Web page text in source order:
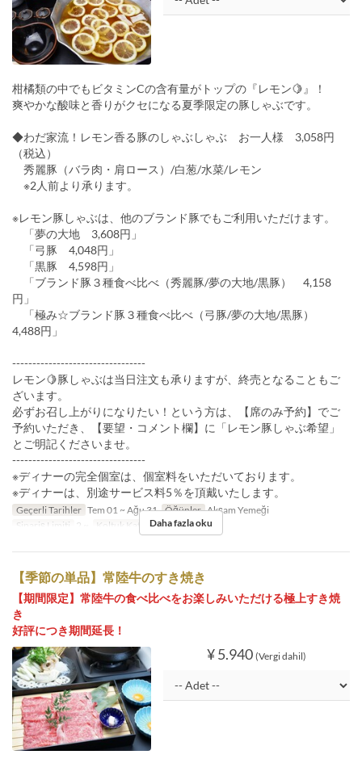
柑橘類の中でもビタミンCの含有量がトップの『レモン🍋』！
爽やかな酸味と香りがクセになる夏季限定の豚しゃぶです。
◆わだ家流！レモン香る豚のしゃぶしゃぶ お一人様 3,058円
（税込）
秀麗豚（バラ肉・肩ロース）/白葱/水菜/レモン
※2人前より承ります。
※レモン豚しゃぶは、他のブランド豚でもご利用いただけます。
「夢の大地 3,608円」
「弓豚 4,048円」
「黒豚 4,598円」
「ブランド豚３種食べ比べ（秀麗豚/夢の大地/黒豚） 4,158
円」
「極み☆ブランド豚３種食べ比べ（弓豚/夢の大地/黒豚）
4,488円」
---------------------------------
レモン🍋豚しゃぶは当日注文も承りますが、終売となることもご
ざいます。
必ずお召し上がりになりたい！という方は、【席のみ予約】でご
予約いただき、【要望・コメント欄】に「レモン豚しゃぶ希望」
とご明記くださいませ。
---------------------------------
※ディナーの完全個室は、個室料をいただいております。
※ディナーは、別途サービス料5％を頂戴いたします。
Geçerli Tarihler Tem 01 ~ Ağu 31 Öğünler Akşam Yemeği
Sipariş Limiti 2 ~ Koltuk Kategorisi 店内
Daha fazla oku
【季節の単品】常陸牛のすき焼き
【期間限定】常陸牛の食べ比べをお楽しみいただける極上すき焼
き
好評につき期間延長！
¥ 5.940 (Vergi dahil)